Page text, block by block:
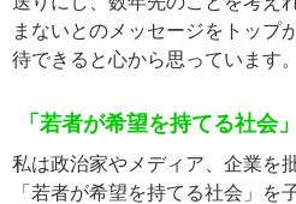
まないとのメッセージをトップ
待できると心から思っています。
「若者が希望を持てる社会
私は政治家やメディア、企業を
「若者が希望を持てる社会」を